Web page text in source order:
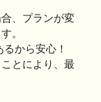
、プランが変
。
から安心！
とにより、最